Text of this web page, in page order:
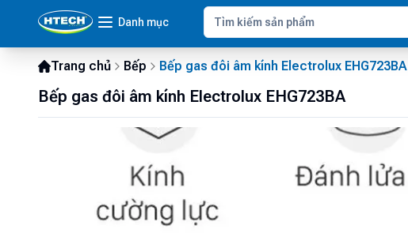
Danh mục
Trang chủ Bếp Bếp gas đôi âm kính Electrolux EHG723BA
Bếp gas đôi âm kính Electrolux EHG723BA